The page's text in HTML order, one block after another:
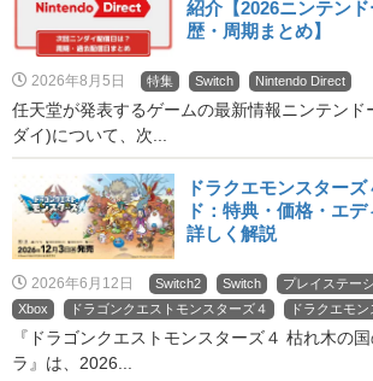
紹介【2026ニンテン
歴・周期まとめ】
2026年8月5日 特集 Switch Nintendo Direct
任天堂が発表するゲームの最新情報ニンテンド
ダイ)について、次...
ドラクエモンスター
ド：特典・価格・エ
詳しく解説
2026年6月12日 Switch2 Switch プレイステー
Xbox
ドラゴンクエストモンスターズ４ ドラクエモ
『ドラゴンクエストモンスターズ４ 枯れ木の
ラ』は、2026...